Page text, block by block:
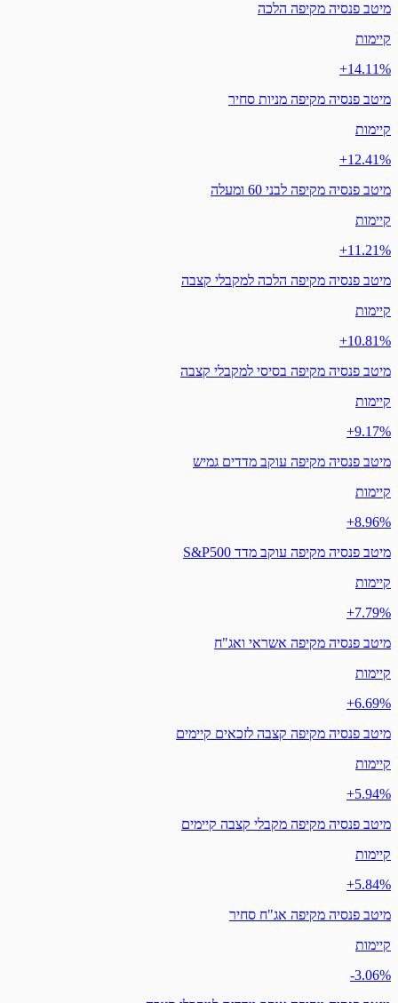
מיטב פנסיה מקיפה הלכה
קיימות
‎+14.11%
מיטב פנסיה מקיפה מניות סחיר
קיימות
‎+12.41%
מיטב פנסיה מקיפה לבני 60 ומעלה
קיימות
‎+11.21%
מיטב פנסיה מקיפה הלכה למקבלי קצבה
קיימות
‎+10.81%
מיטב פנסיה מקיפה בסיסי למקבלי קצבה
קיימות
‎+9.17%
מיטב פנסיה מקיפה עוקב מדדים גמיש
קיימות
‎+8.96%
מיטב פנסיה מקיפה עוקב מדד S&P500
קיימות
‎+7.79%
מיטב פנסיה מקיפה אשראי ואג"ח
קיימות
‎+6.69%
מיטב פנסיה מקיפה קצבה לזכאים קיימים
קיימות
‎+5.94%
מיטב פנסיה מקיפה מקבלי קצבה קיימים
קיימות
‎+5.84%
מיטב פנסיה מקיפה אג"ח סחיר
קיימות
‎-3.06%